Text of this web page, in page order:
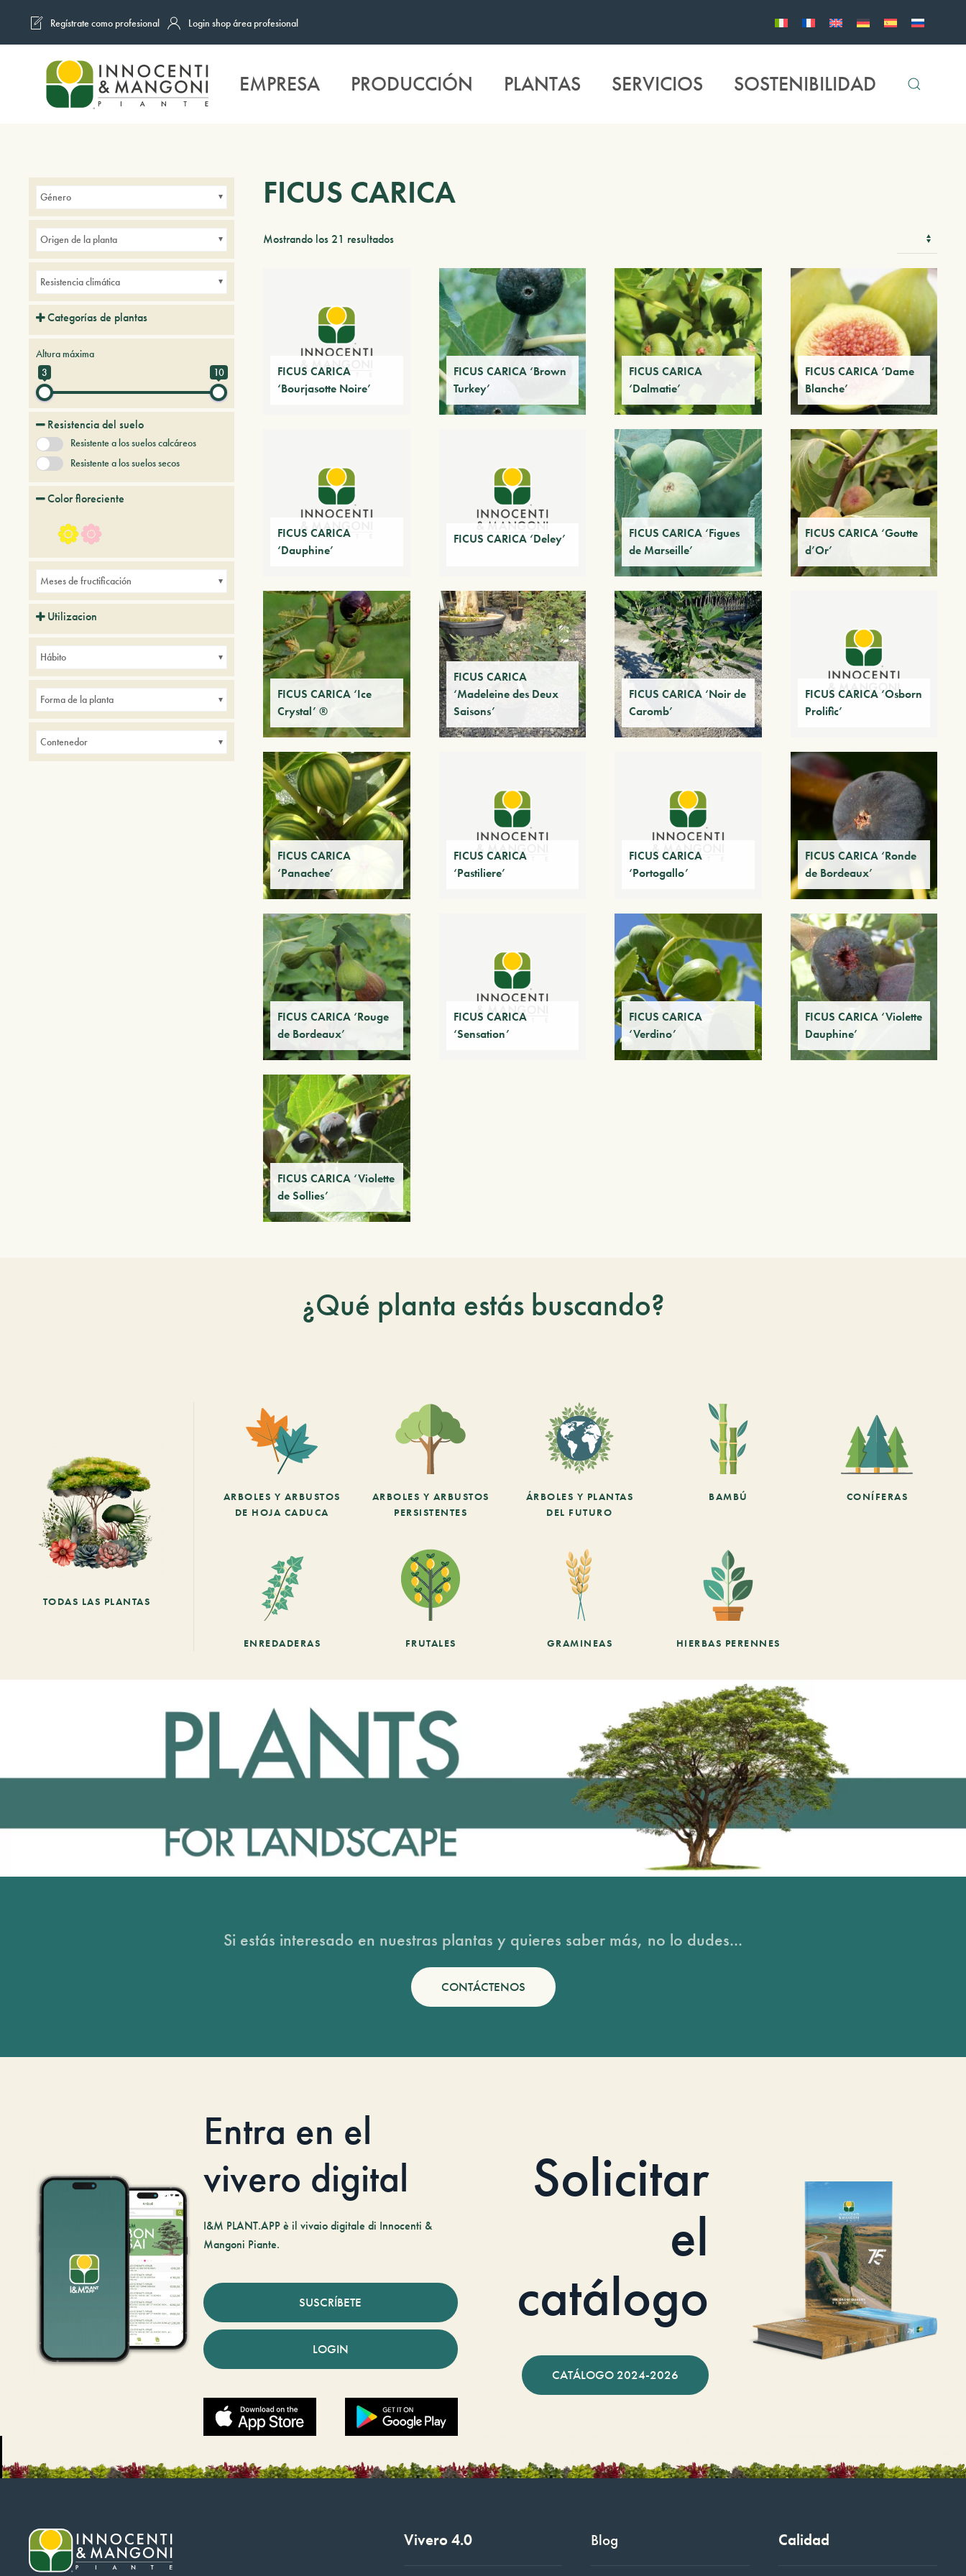
Skip to main content
Regístrate como profesional Login shop área profesional
EMPRESA PRODUCCIÓN PLANTAS SERVICIOS SOSTENIBILIDAD
FICUS CARICA
Mostrando los 21 resultados
FICUS CARICA
‘Bourjasotte Noire’
FICUS CARICA ‘Brown
Turkey’
FICUS CARICA
‘Dalmatie’
FICUS CARICA ‘Dame
Blanche’
FICUS CARICA
‘Dauphine’
FICUS CARICA ‘Deley’
FICUS CARICA ‘Figues
de Marseille’
FICUS CARICA ‘Goutte
d’Or’
FICUS CARICA ‘Ice
Crystal’ ®
FICUS CARICA
‘Madeleine des Deux
Saisons’
FICUS CARICA ‘Noir de
Caromb’
FICUS CARICA ‘Osborn
Prolific’
FICUS CARICA
‘Panachee’
FICUS CARICA
‘Pastiliere’
FICUS CARICA
‘Portogallo’
FICUS CARICA ‘Ronde
de Bordeaux’
FICUS CARICA ‘Rouge
de Bordeaux’
FICUS CARICA
‘Sensation’
FICUS CARICA
‘Verdino’
FICUS CARICA ‘Violette
Dauphine’
FICUS CARICA ‘Violette
de Sollies’
Género
Origen de la planta
Resistencia climática
Categorías de plantas
Altura máxima
3
10
Resistencia del suelo
Resistente a los suelos calcáreos
Resistente a los suelos secos
Color floreciente
Meses de fructificación
Utilizacion
Hábito
Forma de la planta
Contenedor
¿Qué planta estás buscando?
TODAS LAS PLANTAS
ARBOLES Y ARBUSTOS
DE HOJA CADUCA
ARBOLES Y ARBUSTOS
PERSISTENTES
ÁRBOLES Y PLANTAS
DEL FUTURO
BAMBÚ CONÍFERAS
ENREDADERAS FRUTALES GRAMINEAS HIERBAS PERENNES
Si estás interesado en nuestras plantas y quieres saber más, no lo dudes...
CONTÁCTENOS
Entra en el
vivero digital
I&M PLANT.APP è il vivaio digitale di Innocenti &
Mangoni Piante.
SUSCRÍBETE
LOGIN
Solicitar
el
catálogo
CATÁLOGO 2024-2026
Vivero 4.0 Blog Calidad